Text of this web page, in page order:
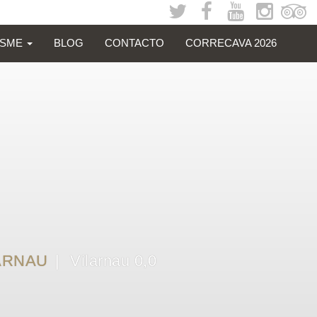
BLOG CONTACTO CORRECAVA 2026
Vilarnau 0,0